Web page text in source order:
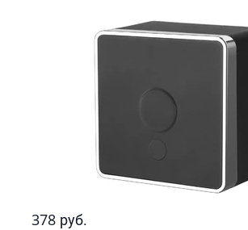
378 руб.